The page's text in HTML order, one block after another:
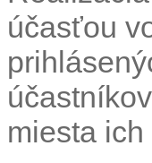
účasťou
miesta